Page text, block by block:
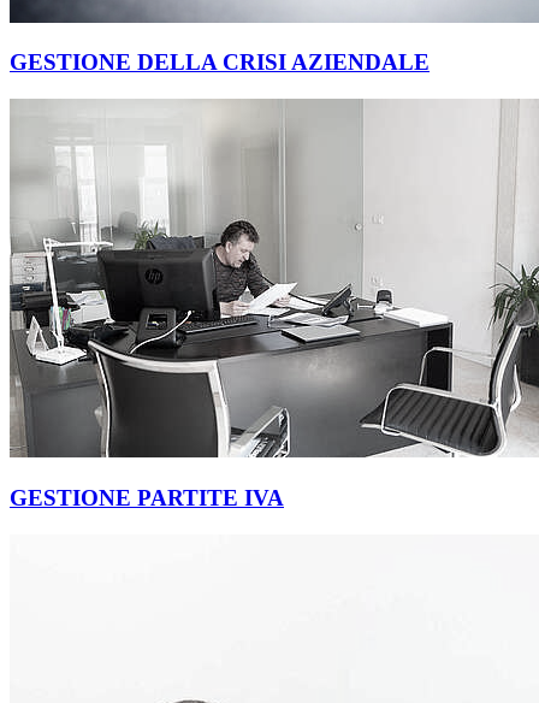
GESTIONE DELLA CRISI AZIENDALE
GESTIONE PARTITE IVA